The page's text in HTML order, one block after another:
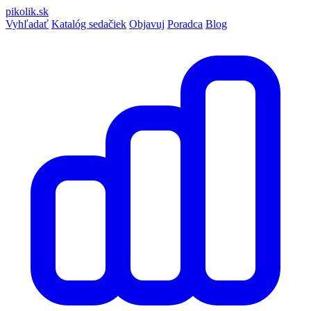
pikolik.sk
Vyhľadať Katalóg sedačiek Objavuj Poradca Blog